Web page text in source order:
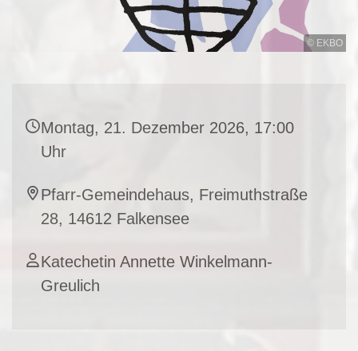
© EKBO
Montag, 21. Dezember 2026, 17:00
Uhr
Pfarr-Gemeindehaus, Freimuthstraße
28, 14612 Falkensee
Katechetin Annette Winkelmann-
Greulich